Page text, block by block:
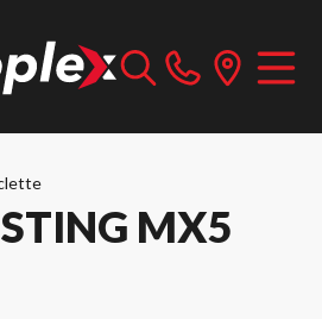
MX5